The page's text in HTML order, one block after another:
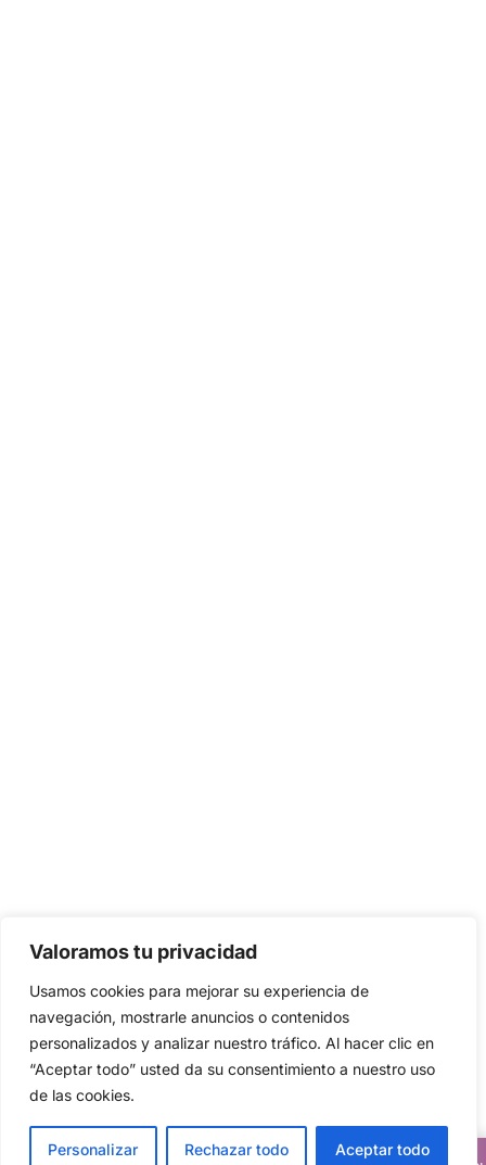
Valoramos tu privacidad
Usamos cookies para mejorar su experiencia de
navegación, mostrarle anuncios o contenidos
personalizados y analizar nuestro tráfico. Al hacer clic en
“Aceptar todo” usted da su consentimiento a nuestro uso
de las cookies.
Personalizar Rechazar todo Aceptar todo